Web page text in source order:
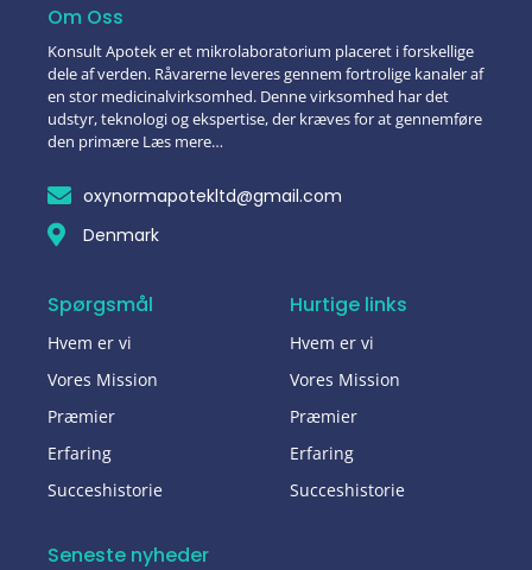
Om Oss
Konsult Apotek er et mikrolaboratorium placeret i forskellige
dele af verden. Råvarerne leveres gennem fortrolige kanaler af
en stor medicinalvirksomhed. Denne virksomhed har det
udstyr, teknologi og ekspertise, der kræves for at gennemføre
den primære Læs mere…
oxynormapotekltd@gmail.com
Denmark
Spørgsmål
Hvem er vi
Vores Mission
Præmier
Erfaring
Succeshistorie
Hurtige links
Hvem er vi
Vores Mission
Præmier
Erfaring
Succeshistorie
Seneste nyheder